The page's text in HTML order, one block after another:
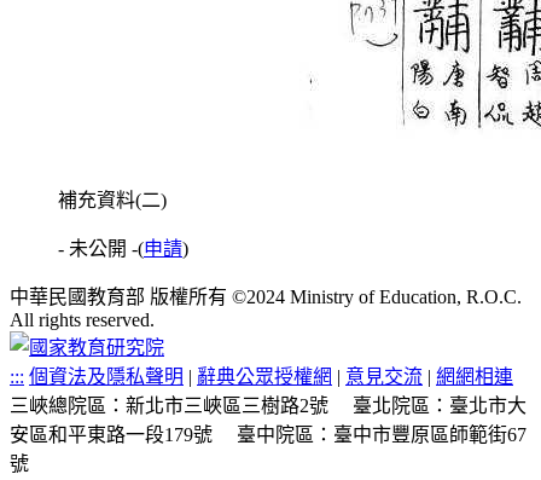
補充資料(二)
- 未公開 -(申請)
中華民國教育部 版權所有 ©2024 Ministry of Education, R.O.C.
All rights reserved.
::: 個資法及隱私聲明 | 辭典公眾授權網 | 意見交流 | 網網相連
三峽總院區：新北市三峽區三樹路2號
臺北院區：臺北市大
安區和平東路一段179號
臺中院區：臺中市豐原區師範街67
號